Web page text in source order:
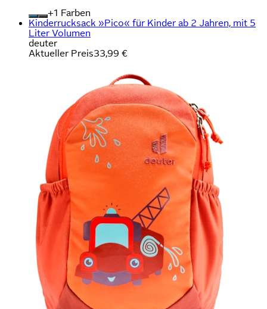
+
Farben
Kinderrucksack »Pico« für Kinder ab 2 Jahren, mit 5
Liter Volumen
deuter
Aktueller Preis33,99 €